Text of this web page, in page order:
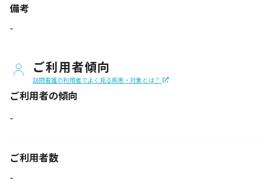
備考
-
ご利用者傾向
訪問看護の利用者でよく見る疾患・対象とは？
ご利用者の傾向
-
ご利用者数
-